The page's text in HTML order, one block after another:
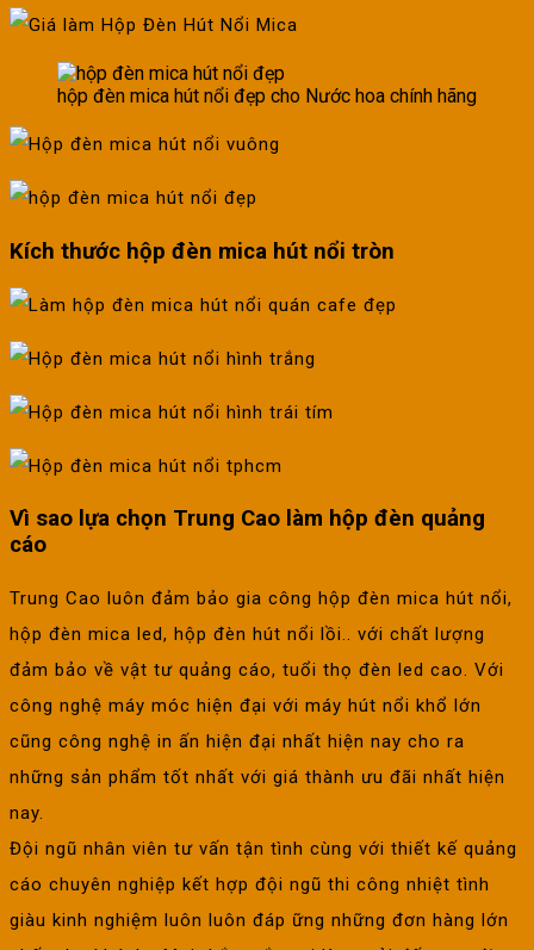
hộp đèn mica hút nổi đẹp cho Nước hoa chính hãng
Kích thước hộp đèn mica hút nổi tròn
Vì sao lựa chọn Trung Cao làm hộp đèn quảng
cáo
Trung Cao luôn đảm bảo gia công hộp đèn mica hút nổi,
hộp đèn mica led, hộp đèn hút nổi lồi.. với chất lượng
đảm bảo về vật tư quảng cáo, tuổi thọ đèn led cao. Với
công nghệ máy móc hiện đại với máy hút nổi khổ lớn
cũng công nghệ in ấn hiện đại nhất hiện nay cho ra
những sản phẩm tốt nhất với giá thành ưu đãi nhất hiện
nay.
Đội ngũ nhân viên tư vấn tận tình cùng với thiết kế quảng
cáo chuyên nghiệp kết hợp đội ngũ thi công nhiệt tình
giàu kinh nghiệm luôn luôn đáp ững những đơn hàng lớn